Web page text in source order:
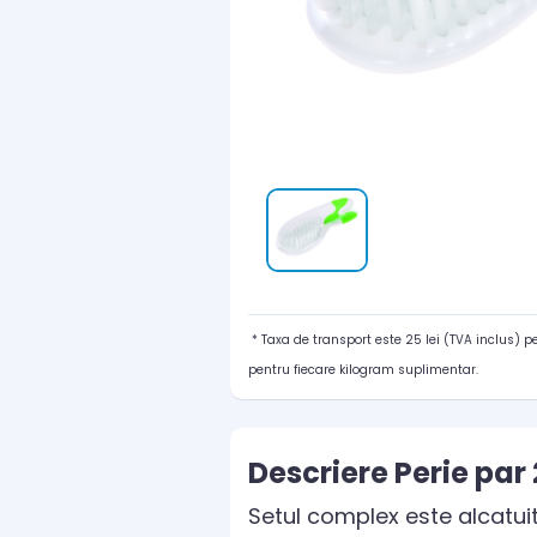
* Taxa de transport este 25 lei (TVA inclus)
pentru fiecare kilogram suplimentar.
Descriere Perie par
Setul complex este